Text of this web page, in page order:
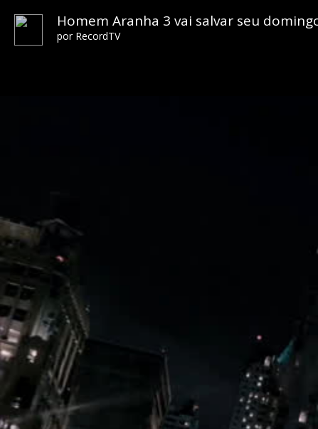
Homem Aranha 3 vai salvar seu
por RecordTV